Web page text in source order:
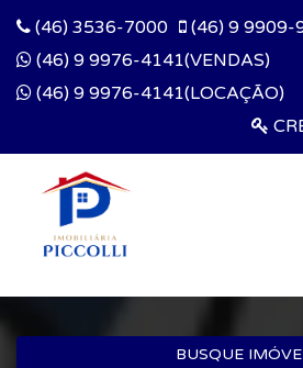
(46) 3536-7000
(46) 9 9909-
(46) 9 9976-4141(VENDAS)
(46) 9 9976-4141(LOCAÇÃO)
BUSQUE